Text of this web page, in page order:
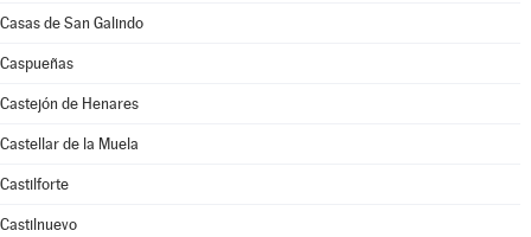
Casas de San Galindo
Caspueñas
Castejón de Henares
Castellar de la Muela
Castilforte
Castilnuevo